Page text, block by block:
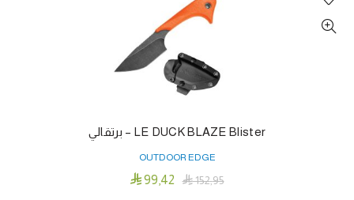
LE DUCK BLAZE Blister – برتقالي
OUTDOOR EDGE

152٫95  99٫42